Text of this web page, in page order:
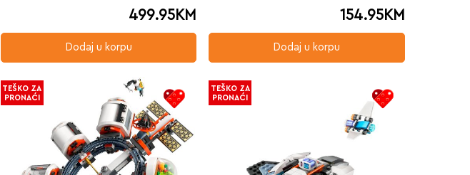
499.95KM
Dodaj u korpu
154.95KM
Dodaj u korpu
TEŠKO ZA
PRONAĆI
TEŠKO ZA
PRONAĆI